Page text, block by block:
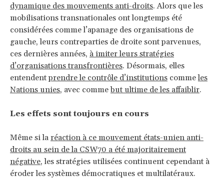
dynamique des mouvements anti-droits. Alors que les
mobilisations transnationales ont longtemps été
considérées comme l’apanage des organisations de
gauche, leurs contreparties de droite sont parvenues,
ces dernières années, à imiter leurs stratégies
d’organisations transfrontières. Désormais, elles
entendentprendre le contrôle d’institutions commeles
Nations unies, avec commebut ultime de les affaiblir.
Les effets sont toujours en cours
Même si la réaction à ce mouvement états-unien anti-
droits au sein de la CSW70 a été majoritairement
négative, les stratégies utilisées continuent cependant à
éroder les systèmes démocratiques et multilatéraux.